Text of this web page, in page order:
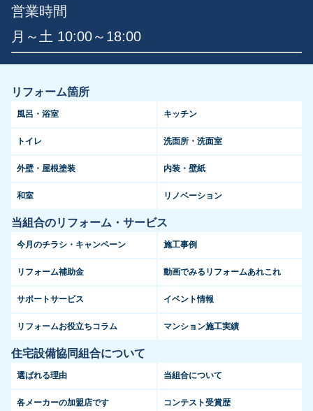
営業時間
月～土 10:00～18:00
リフォーム箇所
風呂・浴室 キッチン
トイレ 洗面所・洗面室
外壁・屋根塗装 内装・壁紙
和室 リノベーション
当組合のリフォーム・サービス
今月のチラシ・キャンペーン 施工事例
リフォーム補助金 動画でみるリフォームあれこれ
サポートサービス イベント情報
リフォームお役立ちコラム マンション施工実績
住宅設備協同組合について
選ばれる理由 当組合について
各メーカーの加盟店です コンテスト受賞歴